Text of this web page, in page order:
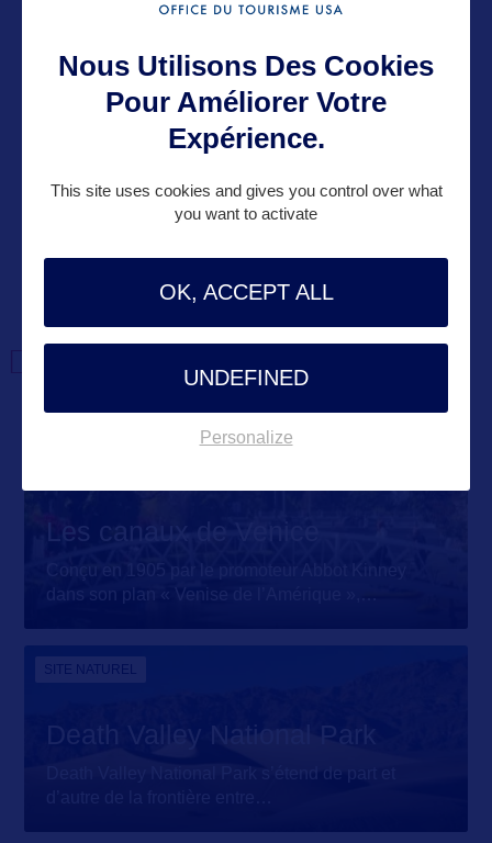
DANS LA MÊME
CATEGORIE
Les canaux de Venice
dans son plan « Venise de l’Amérique »,
SITE NATUREL
Death Valley National Park
Death Valley National Park s’étend de part et
Nous Utilisons Des Cookies
Pour Améliorer Votre
Expérience.
This site uses cookies and gives you control over what
you want to activate
OK, ACCEPT ALL
UNDEFINED
Personalize